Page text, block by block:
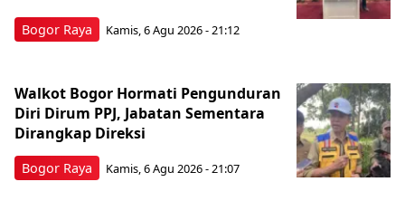
Bogor Raya Kamis, 6 Agu 2026 - 21:12
Bogor Raya
Walkot Bogor Hormati Pengunduran
Diri Dirum PPJ, Jabatan Sementara
Dirangkap Direksi
Kamis, 6 Agu 2026 - 21:07